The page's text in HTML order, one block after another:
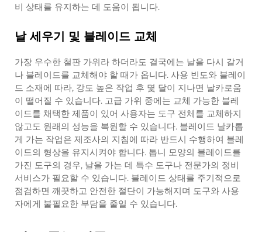
비 상태를 유지하는 데 도움이 됩니다.
날 세우기 및 블레이드 교체
가장 우수한 철판 가위라 하더라도 결국에는 날을 다시 갈거
나 블레이드를 교체해야 할 때가 옵니다. 사용 빈도와 블레이
드 소재에 따라, 강도 높은 작업 후 몇 달이 지나면 날카로움
이 떨어질 수 있습니다. 고급 가위 중에는 교체 가능한 블레
이드를 채택한 제품이 있어 사용자는 도구 전체를 교체하지
않고도 원래의 성능을 복원할 수 있습니다. 블레이드 날카롭
게 가는 작업은 제조사의 지침에 따라 반드시 수행하여 블레
이드의 형상을 유지시켜야 합니다. 톱니 모양의 블레이드를
가진 도구의 경우, 날을 가는 데 특수 도구나 전문가의 정비
서비스가 필요할 수 있습니다. 블레이드 상태를 주기적으로
점검하면 깨끗하고 안전한 절단이 가능해지며 도구와 사용
자에게 불필요한 부담을 줄일 수 있습니다.